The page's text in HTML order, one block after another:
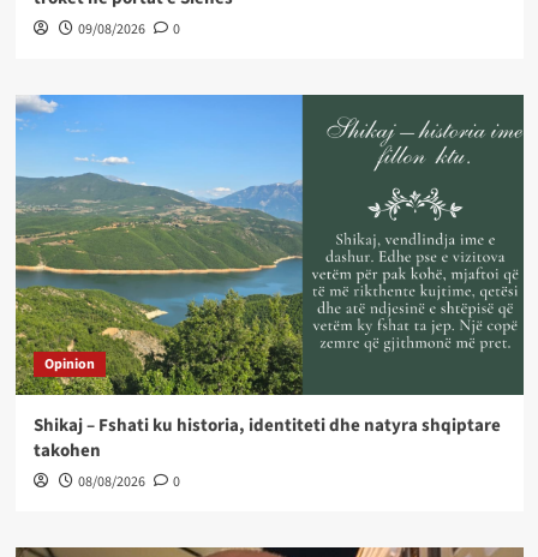
09/08/2026 0
Opinion
Shikaj – Fshati ku historia, identiteti dhe natyra shqiptare
takohen
08/08/2026 0